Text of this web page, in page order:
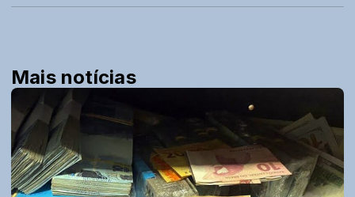
Mais notícias